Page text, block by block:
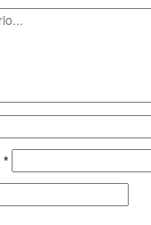
*